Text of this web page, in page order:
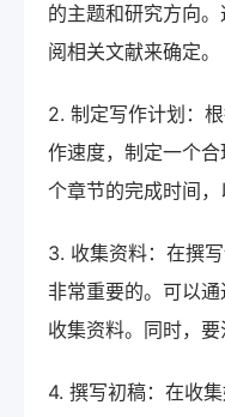
的主题和研究方向
阅相关文献来确定。
2. 制定写作计划：
作速度，制定一个
个章节的完成时间，
3. 收集资料：在撰
非常重要的。可以
收集资料。同时，要
4. 撰写初稿：在收